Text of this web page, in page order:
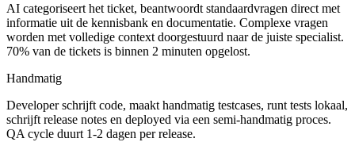
AI categoriseert het ticket, beantwoordt standaardvragen direct met
informatie uit de kennisbank en documentatie. Complexe vragen
worden met volledige context doorgestuurd naar de juiste specialist.
70% van de tickets is binnen 2 minuten opgelost.
Handmatig
Developer schrijft code, maakt handmatig testcases, runt tests lokaal,
schrijft release notes en deployed via een semi-handmatig proces.
QA cycle duurt 1-2 dagen per release.